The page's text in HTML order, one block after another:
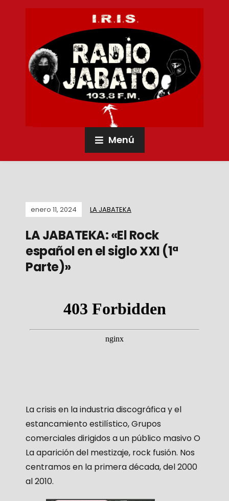
Menú
enero 11, 2024 LA JABATEKA
LA JABATEKA: «El Rock
español en el siglo XXI (1ª
Parte)»
La crisis en la industria discográfica y el
estancamiento estilístico, Grupos
comerciales dirigidos a un público masivo O
La aparición del mestizaje, rock fusión. Nos
centramos en la primera década, del 2000
al 2010.